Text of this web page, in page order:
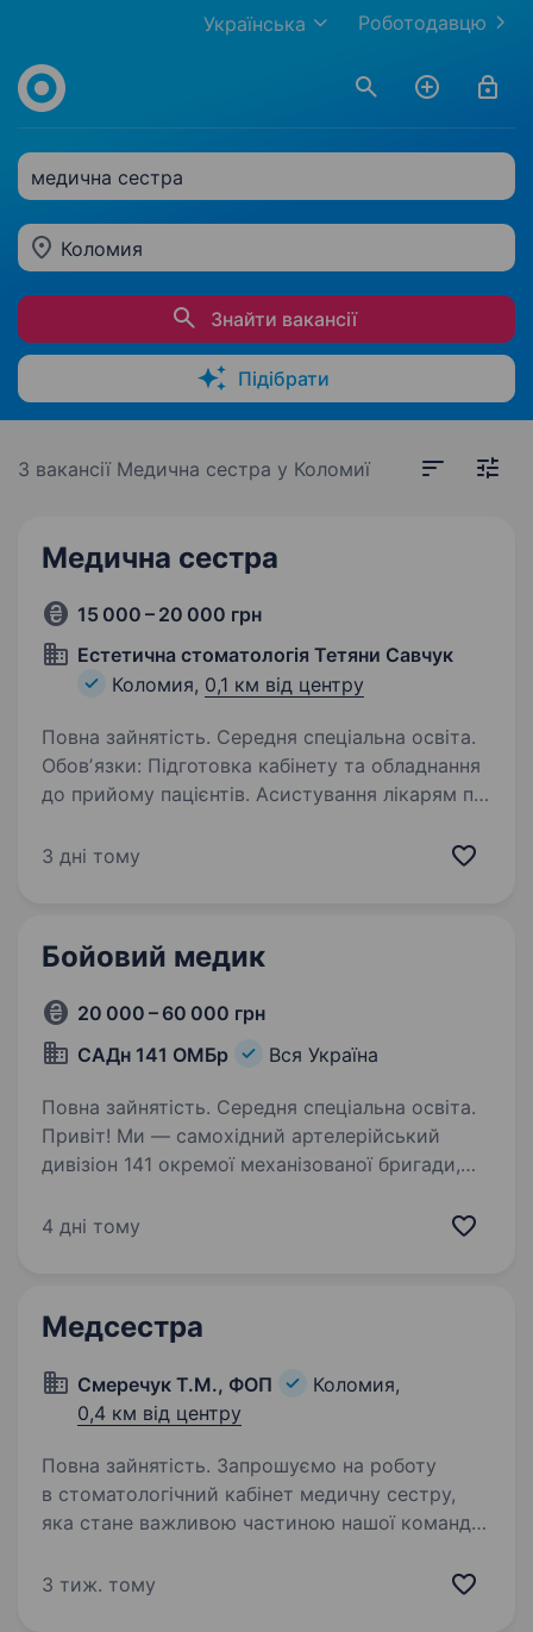
Роботодавцю
Українська
медична сестра
Коломия
Знайти вакансії
Підібрати
3 вакансії Медична сестра у Коломиї
Медична сестра
15 000 – 20 000 грн
Естетична стоматологія Тетяни Савчук
Коломия, 0,1 км від центру
Повна зайнятість. Середня спеціальна освіта.
Обовʼязки: Підготовка кабінету та обладнання
до прийому пацієнтів. Асистування лікарям під
мікроскопом. Контроль стерилізації
3 дні тому
Бойовий медик
20 000 – 60 000 грн
САДн 141 ОМБр
Вся Україна
Повна зайнятість. Середня спеціальна освіта.
Привіт! Ми — самохідний артелерійський
дивізіон 141 окремої механізованої бригади,
бореться за мир і безпеку України. Наше
4 дні тому
Медсестра
Смеречук Т.М., ФОП
Коломия,
0,4 км від центру
Повна зайнятість. Запрошуємо на роботу
в стоматологічний кабінет медичну сестру,
яка стане важливою частиною нашої команди.
лікаря-стоматолога до прийому пацієнтів.
3 тиж. тому